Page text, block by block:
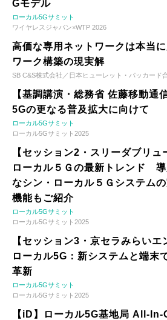
Gモデル
ローカル5Gサミット
ワイヤレスジャパン×WTP 2026
高価な専用ネットワークは本当
ワーク構築の現実解
SB C&S株式会社／日本ヒューレット・パッカード
【基調講演・総務省 佐藤移動通
5Gの更なる普及拡大に向けて
ローカル5Gサミット
ローカル5Gサミット2025
【セッション2・スリーダブリュ
ローカル５Ｇの最新トレンド
なシン・ローカル５Ｇシステム
機能もご紹介
ローカル5Gサミット
ローカル5Gサミット2025
【セッション3・京セラみらい
ローカル5G：新システムと端末
革新
ローカル5Gサミット
ローカル5Gサミット2025
【iD】ローカル5G基地局 All-